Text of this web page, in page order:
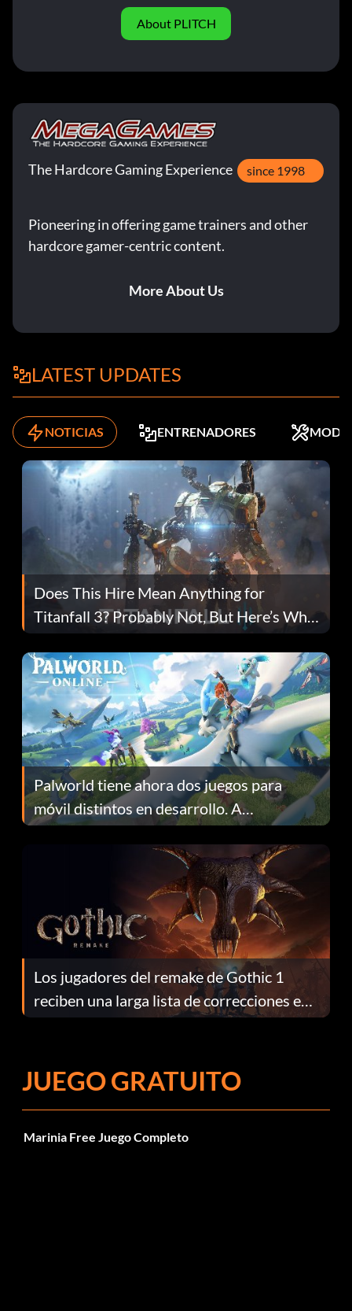
About PLITCH
The Hardcore Gaming Experience since 1998
Pioneering in offering game trainers and other
hardcore gamer-centric content.
More About Us
LATEST UPDATES
NOTICIAS ENTRENADORES MODS
Does This Hire Mean Anything for
Titanfall 3? Probably Not, But Here’s Why
Fans Are Hopeful
Palworld tiene ahora dos juegos para
móvil distintos en desarrollo. A
continuación te explicamos por qué.
Los jugadores del remake de Gothic 1
reciben una larga lista de correcciones en
el parche 1.0.4
JUEGO GRATUITO
Marinia Free Juego Completo